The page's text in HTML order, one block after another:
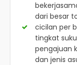
dari besar
cicilan per
tingkat
pengajuan
dan jenis